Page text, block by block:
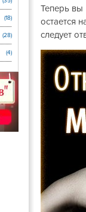
(18)
(28)
(4)
Теперь вы
остается
следует